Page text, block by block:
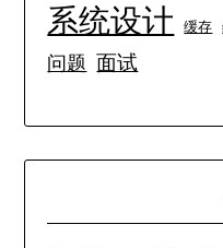
系统设计 缓存
问题 面试